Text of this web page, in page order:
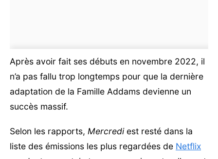
Après avoir fait ses débuts en novembre 2022, il
n’a pas fallu trop longtemps pour que la dernière
adaptation de la Famille Addams devienne un
succès massif.
Selon les rapports, Mercrediest resté dans la
liste des émissions les plus regardées de Netflix